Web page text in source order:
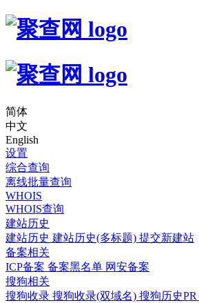
简体
中文
English
设置
综合查询
离线批量查询
WHOIS
WHOIS查询
建站历史
建站历史 建站历史(多标题) 提交新建站
备案相关
ICP备案 备案黑名单 网安备案
搜狗相关
搜狗收录 搜狗收录(双域名) 搜狗历史PR